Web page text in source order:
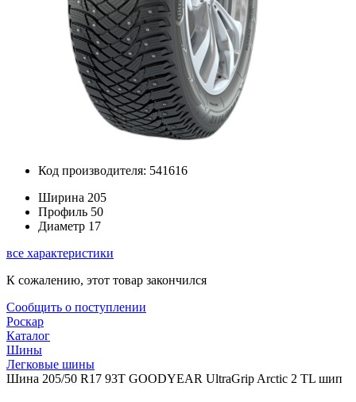
Код производителя: 541616
Ширина 205
Профиль 50
Диаметр 17
все характеристики
К сожалению, этот товар закончился
Сообщить о поступлении
Роскар
Каталог
Шины
Легковые шины
Шина 205/50 R17 93T GOODYEAR UltraGrip Arctic 2 TL шип